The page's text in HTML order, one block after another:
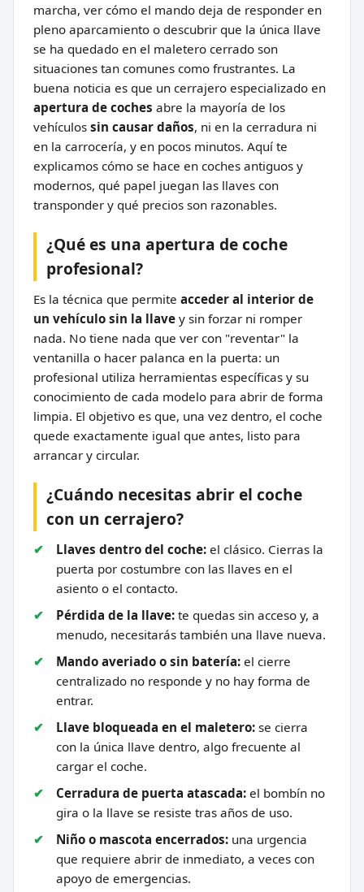
marcha, ver cómo el mando deja de responder en
pleno aparcamiento o descubrir que la única llave
se ha quedado en el maletero cerrado son
situaciones tan comunes como frustrantes. La
buena noticia es que un cerrajero especializado en
apertura de coches abre la mayoría de los
vehículos sin causar daños, ni en la cerradura ni
en la carrocería, y en pocos minutos. Aquí te
explicamos cómo se hace en coches antiguos y
modernos, qué papel juegan las llaves con
transponder y qué precios son razonables.
¿Qué es una apertura de coche
profesional?
Es la técnica que permite acceder al interior de
un vehículo sin la llave y sin forzar ni romper
nada. No tiene nada que ver con "reventar" la
ventanilla o hacer palanca en la puerta: un
profesional utiliza herramientas específicas y su
conocimiento de cada modelo para abrir de forma
limpia. El objetivo es que, una vez dentro, el coche
quede exactamente igual que antes, listo para
arrancar y circular.
¿Cuándo necesitas abrir el coche
con un cerrajero?
Llaves dentro del coche: el clásico. Cierras la
puerta por costumbre con las llaves en el
asiento o el contacto.
Pérdida de la llave: te quedas sin acceso y, a
menudo, necesitarás también una llave nueva.
Mando averiado o sin batería: el cierre
centralizado no responde y no hay forma de
entrar.
Llave bloqueada en el maletero: se cierra
con la única llave dentro, algo frecuente al
cargar el coche.
Cerradura de puerta atascada: el bombín no
gira o la llave se resiste tras años de uso.
Niño o mascota encerrados: una urgencia
que requiere abrir de inmediato, a veces con
apoyo de emergencias.